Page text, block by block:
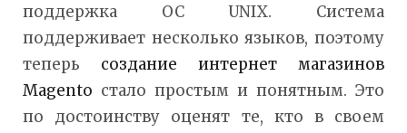
поддержка OC UNIX. Система
поддерживает несколько языков, поэтому
теперь создание интернет магазинов
Magento стало простым и понятным. Это
по достоинству оценят те, кто в своем